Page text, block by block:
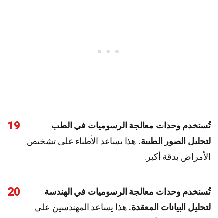
19
تُستخدم وحدات معالجة الرسوميات في الطب
لتحليل الصور الطبية. هذا يساعد الأطباء على تشخيص
الأمراض بدقة أكبر.
20
تُستخدم وحدات معالجة الرسوميات في الهندسة
لتحليل البيانات المعقدة. هذا يساعد المهندسين على